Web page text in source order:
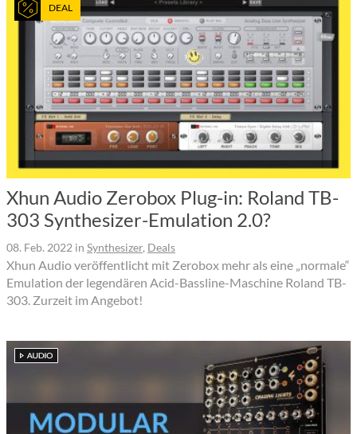
DEAL
Xhun Audio Zerobox Plug-in: Roland TB-
303 Synthesizer-Emulation 2.0?
08. Feb. 2022 in Synthesizer, Deals
Xhun Audio veröffentlicht mit Zerobox mehr als eine „normale“
Emulation der legendären Acid-Bassline-Maschine Roland TB-
303. Zurzeit im Angebot!